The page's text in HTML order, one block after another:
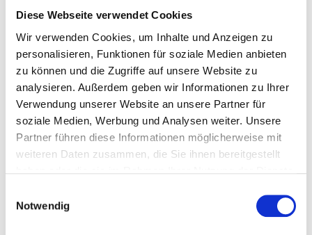
Diese Webseite verwendet Cookies
Wir verwenden Cookies, um Inhalte und Anzeigen zu
personalisieren, Funktionen für soziale Medien anbieten
zu können und die Zugriffe auf unsere Website zu
analysieren. Außerdem geben wir Informationen zu Ihrer
Verwendung unserer Website an unsere Partner für
soziale Medien, Werbung und Analysen weiter. Unsere
Partner führen diese Informationen möglicherweise mit
weiteren Daten zusammen, die Sie ihnen bereitgestellt
Notwendig
Allgemeiner Zukunftsblick für die nächsten 4
Wochen. Hauptthema, Empfinden, Themen
wie Liebe, Beruf, Finanzen & Co.
zeig mehr